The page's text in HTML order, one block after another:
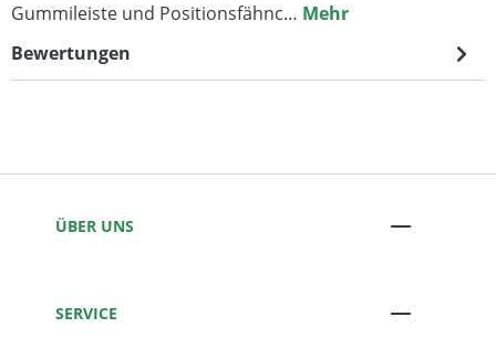
Gummileiste und Positionsfähnc… Mehr
Bewertungen
ÜBER UNS
SERVICE